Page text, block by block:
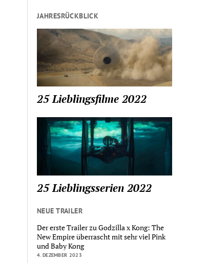
JAHRESRÜCKBLICK
25 Lieblingsfilme 2022
25 Lieblingsserien 2022
NEUE TRAILER
Der erste Trailer zu Godzilla x Kong: The
New Empire überrascht mit sehr viel Pink
und Baby Kong
4. DEZEMBER 2023